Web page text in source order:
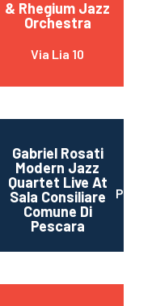
& Rhegium Jazz
Orchestra
Via Lia 10
Gabriel Rosati
Modern Jazz
Quartet Live At
Sala Consiliare
Comune Di
Pescara